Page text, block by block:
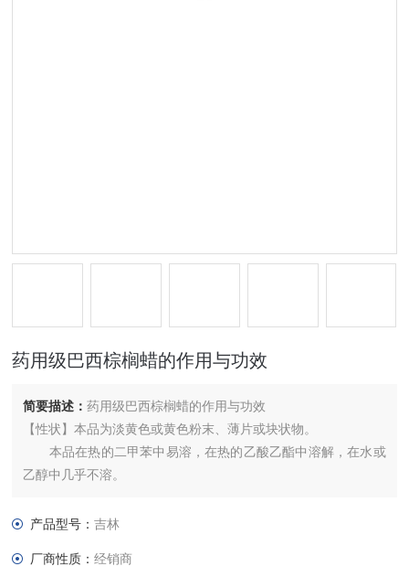
药用级巴西棕榈蜡的作用与功效
简要描述：药用级巴西棕榈蜡的作用与功效
【性状】本品为淡黄色或黄色粉末、薄片或块状物。
本品在热的二甲苯中易溶，在热的乙酸乙酯中溶解，在水或
乙醇中几乎不溶。
产品型号：吉林
厂商性质：经销商